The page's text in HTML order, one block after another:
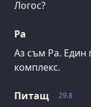
Логос?
Ра
Аз съм Ра. Един
комплекс.
29.8
Питащ